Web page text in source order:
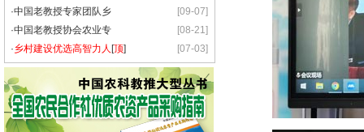
·中国老教授专家团队乡
[09-07]
·中国老教授协会农业专
[08-21]
· 乡村建设优选高智力人 [顶] [07-03]